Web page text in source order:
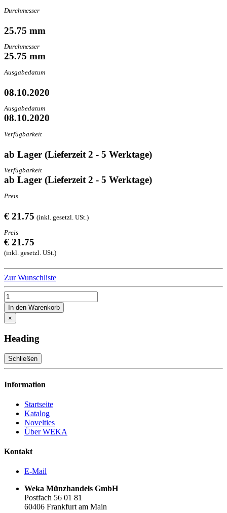
Durchmesser
25.75 mm
Durchmesser
25.75 mm
Ausgabedatum
08.10.2020
Ausgabedatum
08.10.2020
Verfügbarkeit
ab Lager (Lieferzeit 2 - 5 Werktage)
Verfügbarkeit
ab Lager (Lieferzeit 2 - 5 Werktage)
Preis
€ 21.75 (inkl. gesetzl. USt.)
Preis
€ 21.75
(inkl. gesetzl. USt.)
Zur Wunschliste
In den Warenkorb
×
Heading
Schließen
Information
Startseite
Katalog
Novelties
Über WEKA
Kontakt
E-Mail
Weka Münzhandels GmbH
Postfach 56 01 81
60406 Frankfurt am Main